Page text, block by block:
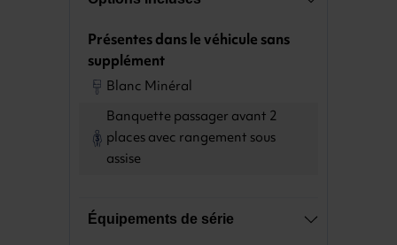
Présentes dans le véhicule sans
supplément
Blanc Minéral
Banquette passager avant 2
places avec rangement sous
assise
Équipements de série